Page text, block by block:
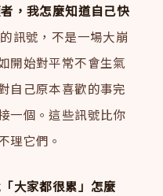
，我怎麼知道自己快
訊號，不是一場大崩
開始對平常不會生氣
自己原本喜歡的事完
一個。這些訊號比你
理它們。
大家都很累」怎麼